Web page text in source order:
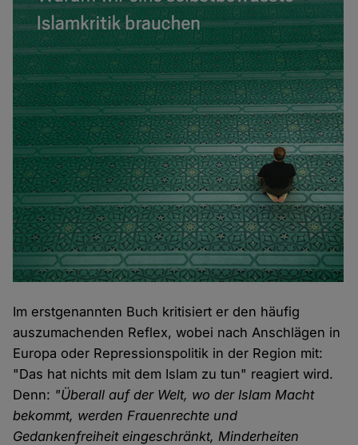
Im erstgenannten Buch kritisiert er den häufig
auszumachenden Reflex, wobei nach Anschlägen in
Europa oder Repressionspolitik in der Region mit:
"Das hat nichts mit dem Islam zu tun" reagiert wird.
Denn: "Überall auf der Welt, wo der Islam Macht
bekommt, werden Frauenrechte und
Gedankenfreiheit eingeschränkt, Minderheiten